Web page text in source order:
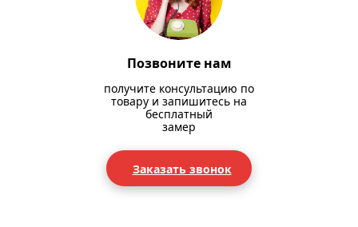
Позвоните нам
получите консультацию по
товару и запишитесь на
бесплатный
замер
Заказать звонок